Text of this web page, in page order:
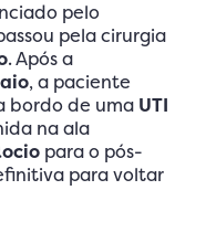
pelo
pela cirurgia
. Após a
, a paciente
bordo de uma UTI
na ala
para o pós-
para voltar